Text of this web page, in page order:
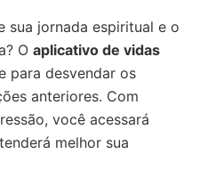
sua jornada espiritual e o
O aplicativo de vidas
para desvendar os
anteriores. Com
você acessará
melhor sua